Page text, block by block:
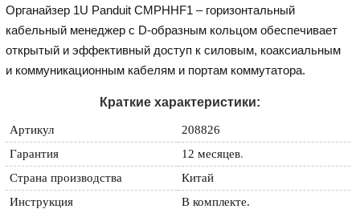
Органайзер 1U Panduit CMPHHF1 – горизонтальный
кабельный менеджер с D-образным кольцом обеспечивает
открытый и эффективный доступ к силовым, коаксиальным
и коммуникационным кабелям и портам коммутатора.
Краткие характеристики:
Артикул
208826
Гарантия
12 месяцев.
Страна производства
Китай
Инструкция
В комплекте.